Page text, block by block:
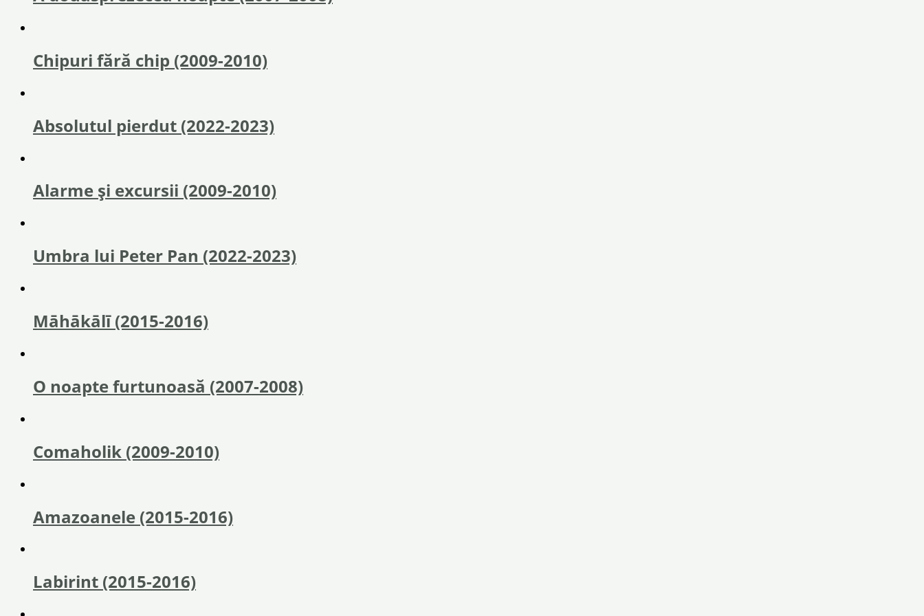
Chipuri fără chip (2009-2010)
Absolutul pierdut (2022-2023)
Alarme şi excursii (2009-2010)
Umbra lui Peter Pan (2022-2023)
Māhākālī (2015-2016)
O noapte furtunoasă (2007-2008)
Comaholik (2009-2010)
Amazoanele (2015-2016)
Labirint (2015-2016)